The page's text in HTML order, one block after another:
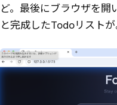
ど。最後にブラウザを開
と完成したTodoリストが